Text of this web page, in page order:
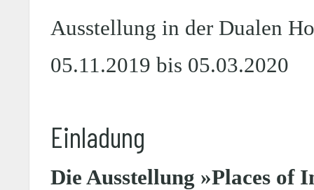
Ausstellung in der Dualen
05.11.2019 bis 05.03.2020
Einladung
Die Ausstellung »Places of